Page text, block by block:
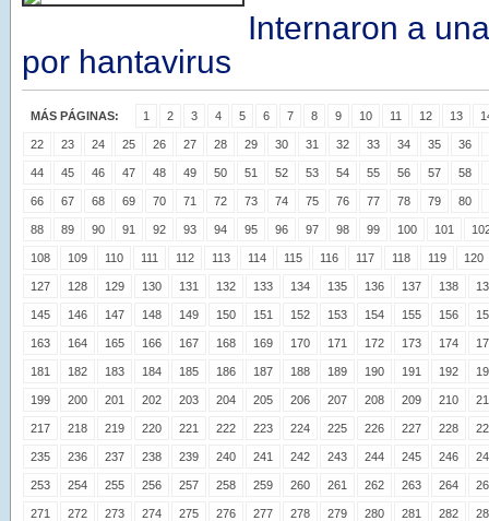
Internaron a
por hantavirus
MÁS PÁGINAS: 1 2 3 4 5 6 7 8 9 10 11 12 13
22 23 24 25 26 27 28 29 30 31 32 33 34 35 36
44 45 46 47 48 49 50 51 52 53 54 55 56 57 58
66 67 68 69 70 71 72 73 74 75 76 77 78 79 80
88 89 90 91 92 93 94 95 96 97 98 99 100 101
108 109 110 111 112 113 114 115 116 117 118 119 120
127 128 129 130 131 132 133 134 135 136 137 138
145 146 147 148 149 150 151 152 153 154 155 156
163 164 165 166 167 168 169 170 171 172 173 174
181 182 183 184 185 186 187 188 189 190 191 192
199 200 201 202 203 204 205 206 207 208 209 210
217 218 219 220 221 222 223 224 225 226 227 228
235 236 237 238 239 240 241 242 243 244 245 246
253 254 255 256 257 258 259 260 261 262 263 264
271 272 273 274 275 276 277 278 279 280 281 282